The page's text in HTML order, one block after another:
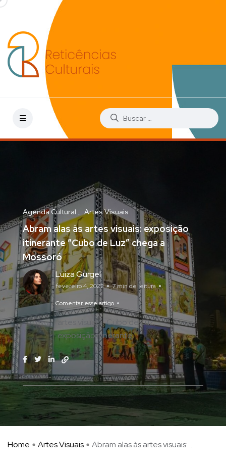
Agenda Cultural Artes Visuais
Abram alas às artes visuais: exposição
itinerante “Cubo de Luz” chega a
Mossoró
Luiza Gurgel
fevereiro 4, 2022 7 min de leitura
Comentar esse artigo
artes visuais Cubo de Luz
exposição itinerante
Home Artes Visuais Abram alas às artes visuais: ...